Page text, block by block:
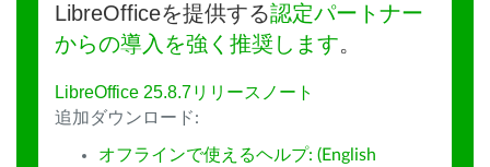
LibreOfficeを提供する認定パートナー
からの導入を強く推奨します。
LibreOffice 25.8.7リリースノート
追加ダウンロード:
オフラインで使えるヘルプ: (English